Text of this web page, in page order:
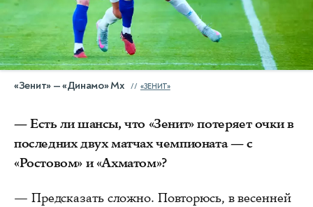
«Зенит» — «Динамо» Мх «ЗЕНИТ»
— Есть ли шансы, что «Зенит» потеряет очки в
последних двух матчах чемпионата — с
«Ростовом» и «Ахматом»?
— Предсказать сложно. Повторюсь, в весенней